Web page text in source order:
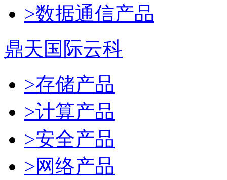
>数据通信产品
鼎天国际云科
>存储产品
>计算产品
>安全产品
>网络产品